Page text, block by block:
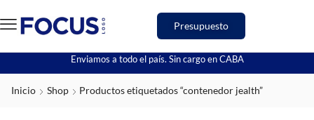
Presupuesto
Enviamos a todo el país. Sin cargo en CABA
Inicio Shop Productos etiquetados “contenedor jealth”